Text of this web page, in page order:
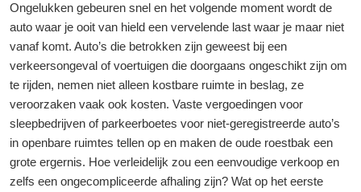
Ongelukken gebeuren snel en het volgende moment wordt de
auto waar je ooit van hield een vervelende last waar je maar niet
vanaf komt. Auto’s die betrokken zijn geweest bij een
verkeersongeval of voertuigen die doorgaans ongeschikt zijn om
te rijden, nemen niet alleen kostbare ruimte in beslag, ze
veroorzaken vaak ook kosten. Vaste vergoedingen voor
sleepbedrijven of parkeerboetes voor niet-geregistreerde auto’s
in openbare ruimtes tellen op en maken de oude roestbak een
grote ergernis. Hoe verleidelijk zou een eenvoudige verkoop en
zelfs een ongecompliceerde afhaling zijn? Wat op het eerste